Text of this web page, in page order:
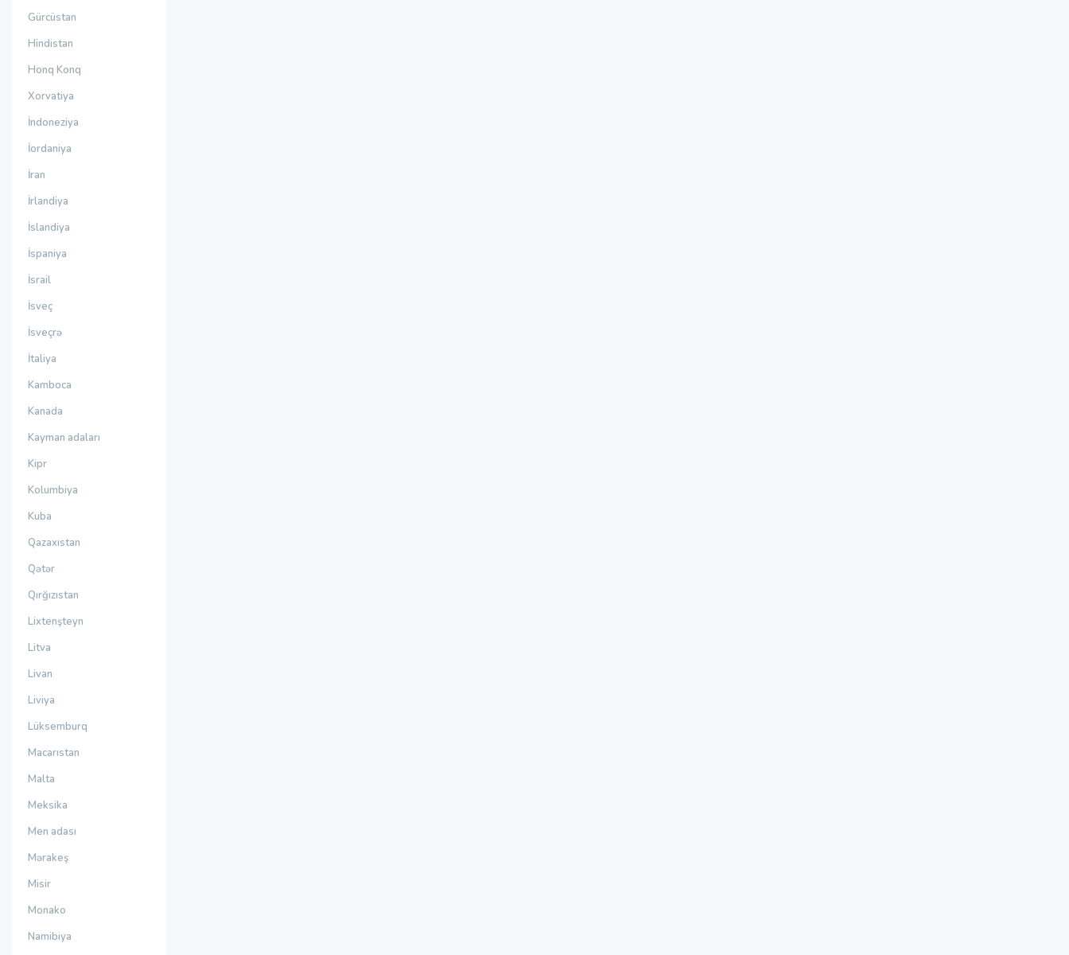
Gürcüstan
Hindistan
Honq Konq
Xorvatiya
İndoneziya
İordaniya
İran
İrlandiya
İslandiya
İspaniya
İsrail
İsveç
İsveçrə
İtaliya
Kamboca
Kanada
Kayman adaları
Kipr
Kolumbiya
Kuba
Qazaxıstan
Qətər
Qırğızıstan
Lixtenşteyn
Litva
Livan
Liviya
Lüksemburq
Macarıstan
Malta
Meksika
Men adası
Mərakeş
Misir
Monako
Namibiya